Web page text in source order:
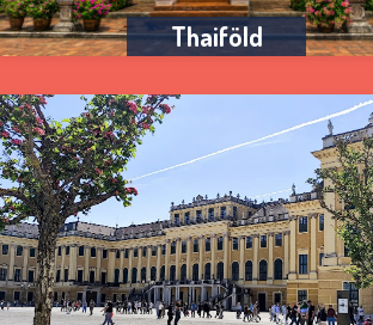
Thaiföld